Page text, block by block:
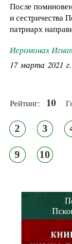
После
и сестричества
патриарх
Иеромонах
17 марта 2021 г.
Рейтинг: 10
2 3
9 10